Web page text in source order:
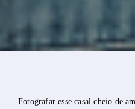
Fotografar esse casal cheio de